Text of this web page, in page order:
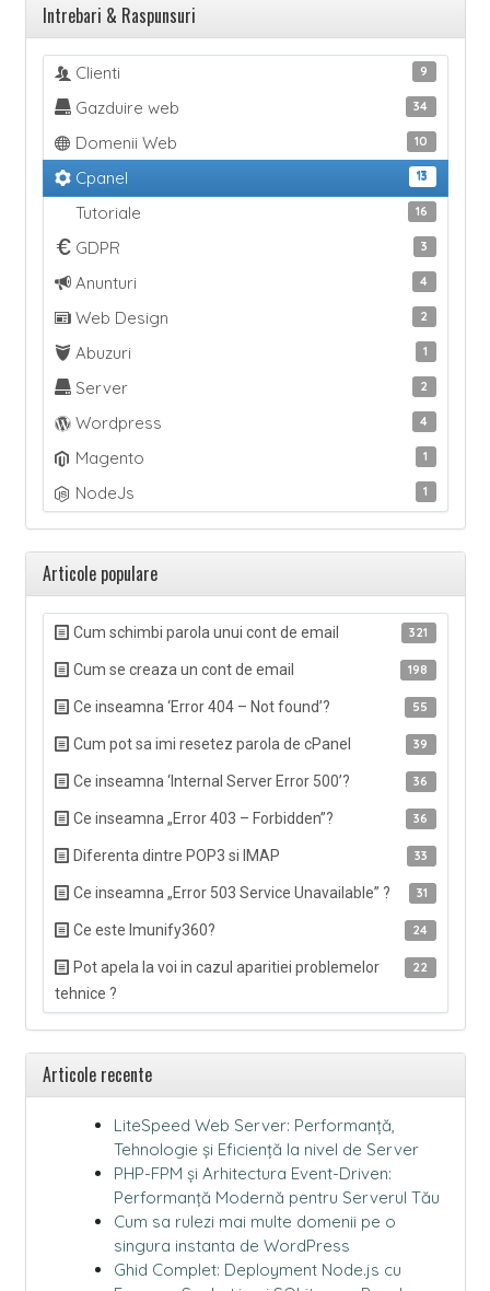
Intrebari & Raspunsuri
9
Clienti
34
Gazduire web
10
Domenii Web
13
Cpanel
16
Tutoriale
3
GDPR
4
Anunturi
2
Web Design
1
Abuzuri
2
Server
4
Wordpress
1
Magento
1
NodeJs
Articole populare
321
Cum schimbi parola unui cont de email
198
Cum se creaza un cont de email
55
Ce inseamna ‘Error 404 – Not found’?
39
Cum pot sa imi resetez parola de cPanel
36
Ce inseamna ‘Internal Server Error 500’?
36
Ce inseamna „Error 403 – Forbidden”?
33
Diferenta dintre POP3 si IMAP
31
Ce inseamna „Error 503 Service Unavailable” ?
24
Ce este Imunify360?
22
Pot apela la voi in cazul aparitiei problemelor
tehnice ?
Articole recente
LiteSpeed Web Server: Performanță,
Tehnologie și Eficiență la nivel de Server
PHP-FPM și Arhitectura Event-Driven:
Performanță Modernă pentru Serverul Tău
Cum sa rulezi mai multe domenii pe o
singura instanta de WordPress
Ghid Complet: Deployment Node.js cu